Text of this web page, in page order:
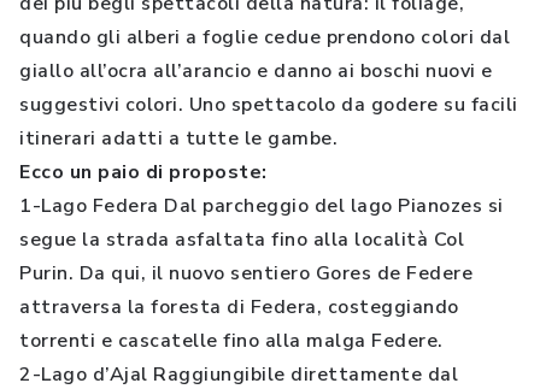
quando gli alberi a foglie cedue prendono colori dal
giallo all’ocra all’arancio e danno ai boschi nuovi e
suggestivi colori. Uno spettacolo da godere su facili
itinerari adatti a tutte le gambe.
Ecco un paio di proposte:
1-Lago Federa Dal parcheggio del lago Pianozes si
segue la strada asfaltata fino alla località Col
Purin. Da qui, il nuovo sentiero Gores de Federe
attraversa la foresta di Federa, costeggiando
torrenti e cascatelle fino alla malga Federe.
2-Lago d’Ajal Raggiungibile direttamente dal